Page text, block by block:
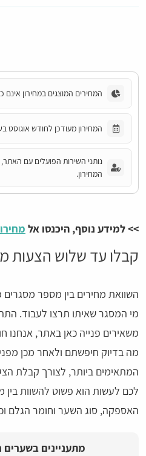
המחירים המוצגים במחירון אינם
המחירון מעודכן לחודש אוגוסט בשנת
נותני השירות הפועלים עם
המחירון.
>> למידע נוסף, היכנסו אל
קבלו עד שלוש הצעות
השוואת מחירים בין מספר
מי המסגר שאיתו תרצו לעבוד.
משאירים פנייה כאן באתר, אנחנו
מה בדיוק חיפשתם ולאחר מכן
המתאימים ביותר, לצורך קבלת
לכם לעשות הוא פשוט להשוות בין
האספקה, סוג השער וחומר הגלם
מתעניינים בשערים